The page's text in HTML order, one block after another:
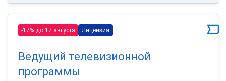
-17% до 17 августа Лицензия
Ведущий телевизионной
программы